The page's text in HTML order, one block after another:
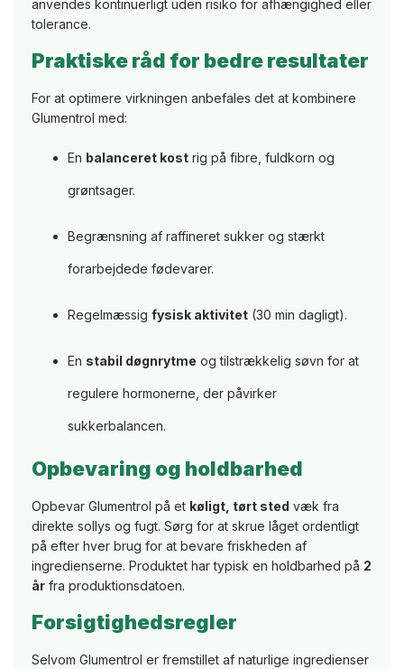
anvendes kontinuerligt uden risiko for afhængighed eller
tolerance.
Praktiske råd for bedre resultater
For at optimere virkningen anbefales det at kombinere
Glumentrol med:
En balanceret kost rig på fibre, fuldkorn og
grøntsager.
Begrænsning af raffineret sukker og stærkt
forarbejdede fødevarer.
Regelmæssig fysisk aktivitet (30 min dagligt).
En stabil døgnrytme og tilstrækkelig søvn for at
regulere hormonerne, der påvirker
sukkerbalancen.
Opbevaring og holdbarhed
Opbevar Glumentrol på et køligt, tørt sted væk fra
direkte sollys og fugt. Sørg for at skrue låget ordentligt
på efter hver brug for at bevare friskheden af
ingredienserne. Produktet har typisk en holdbarhed på 2
år fra produktionsdatoen.
Forsigtighedsregler
Selvom Glumentrol er fremstillet af naturlige ingredienser